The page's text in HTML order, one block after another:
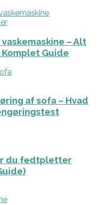
– Alt
Komplet Guide
af sofa – Hvad
du fedtpletter